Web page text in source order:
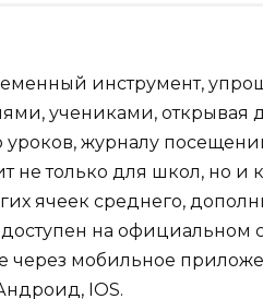
инструмент,
учениками, открывая
журналу
не только для школ, но и
ячеек среднего,
на официальном
через мобильное
IOS.